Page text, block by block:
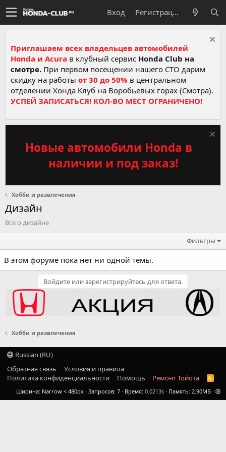
Вход Регистрация
Приглашаем всех владельцев автомобилей
Honda и Acura в клубный сервис Honda Club на
смотре. При первом посещении нашего СТО дарим
скидку на работы от 30 до 50% в центральном
отделении Хонда Клуб на Воробьевых горах (Смотра).
УСПЕЙ ЗАПИСАТЬСЯ! КОЛ-ВО МЕСТ ОГРАНИЧЕНО!
Новые автомобили Honda в
наличии и под заказ!
Хобби и развлечения
Дизайн
Все о дизайне
Фильтры
В этом форуме пока нет ни одной темы.
Войдите или зарегистрируйтесь для ответа.
Хобби и развлечения
Russian (RU)
Обратная связь
Условия и правила
Политика конфиденциальности
Помощь Ремонт Тойота
R
S
S
Ширина Запросов 7 Время 0.0213s Память 2.90MB